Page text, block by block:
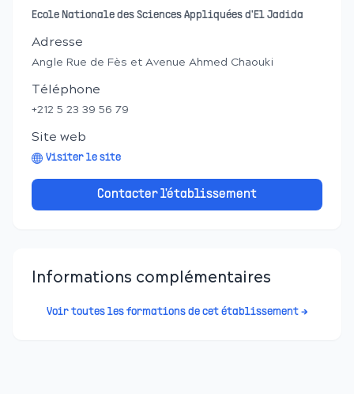
Ecole Nationale des Sciences Appliquées d'El Jadida
Adresse
Angle Rue de Fès et Avenue Ahmed Chaouki
Téléphone
+212 5 23 39 56 79
Site web
Visiter le site
Contacter l'établissement
Informations complémentaires
Voir toutes les formations de cet établissement →